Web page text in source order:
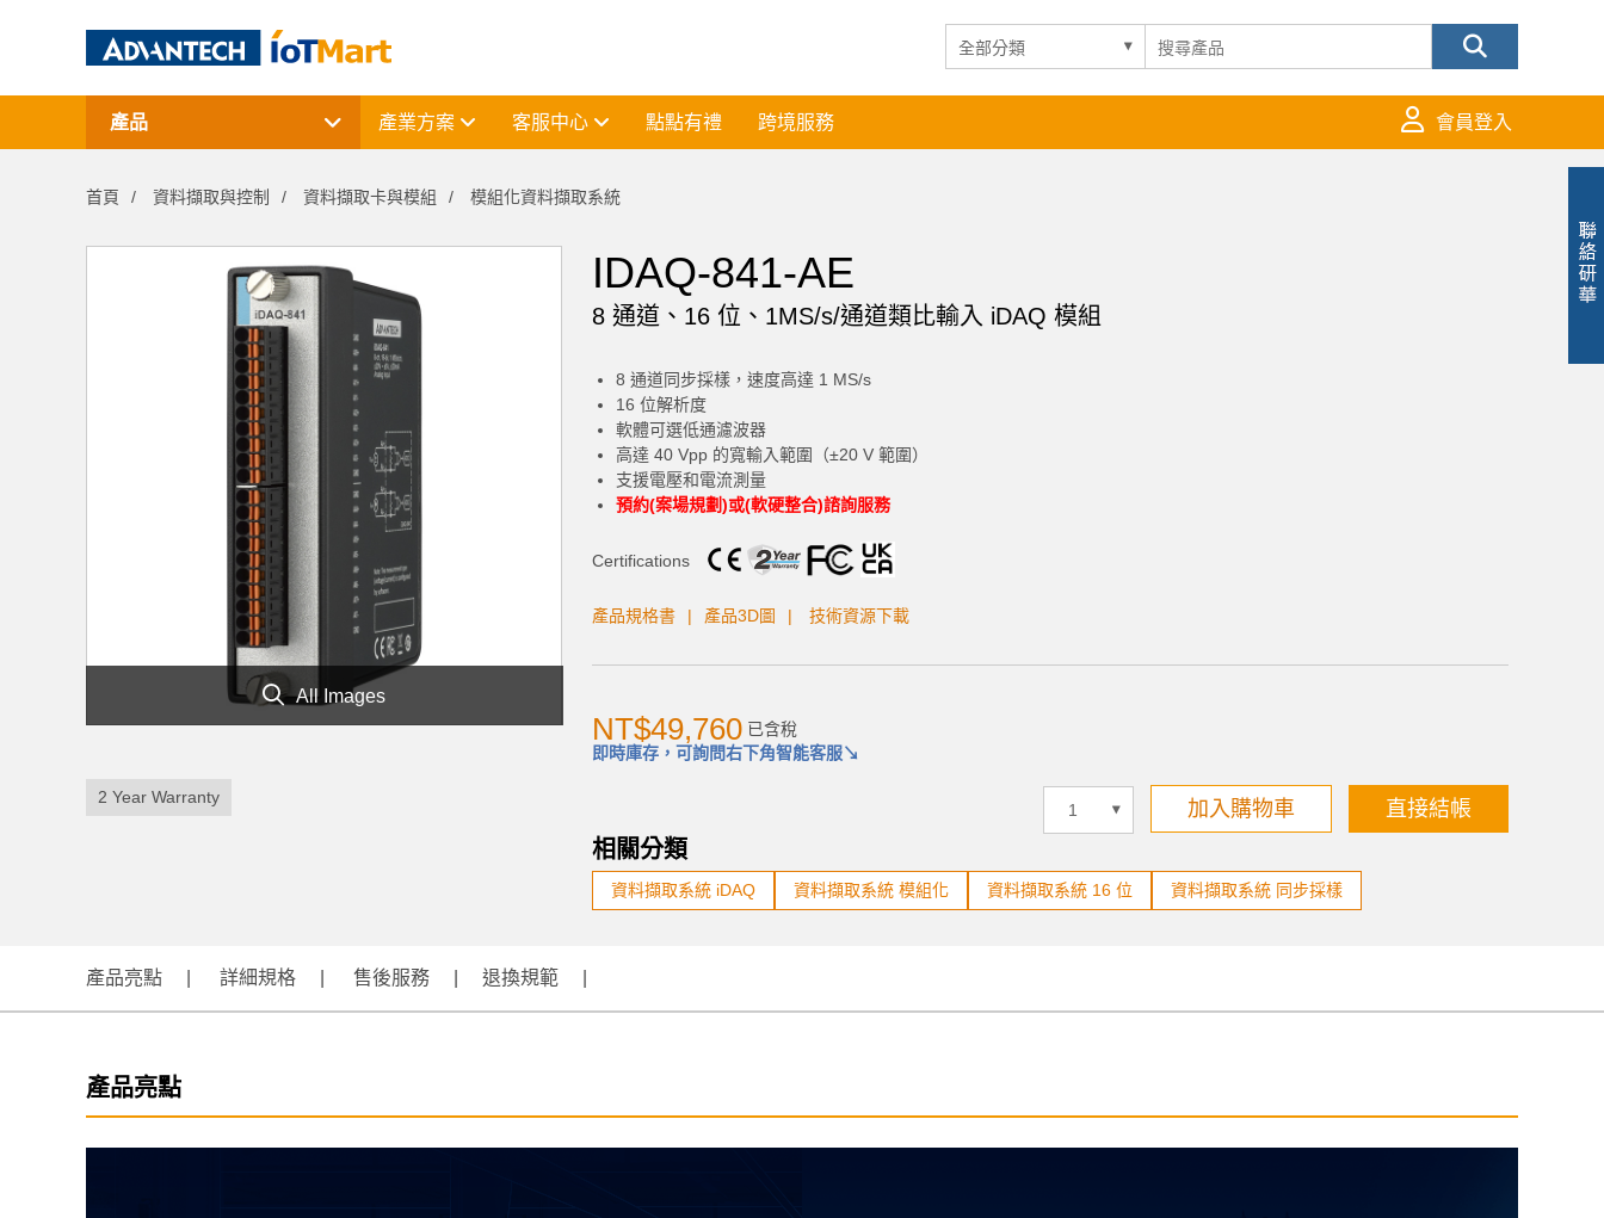
產品 產業方案 客服中心 點點有禮 跨境服務 會員登入
電腦平台
周邊應用組件
授權軟體與研華課程
首頁 資料擷取與控制 資料擷取卡與模組 模組化資料擷取系統
All Images
2 Year Warranty
IDAQ-841-AE
8 通道、16 位、1MS/s/通道類比輸入 iDAQ 模組
8 通道同步採樣，速度高達 1 MS/s
16 位解析度
軟體可選低通濾波器
高達 40 Vpp 的寬輸入範圍（±20 V 範圍）
支援電壓和電流測量
預約(案場規劃)或(軟硬整合)諮詢服務
Certifications
產品規格書 產品3D圖 技術資源下載
NT$49,760 已含稅
即時庫存，可詢問右下角智能客服↘
加入購物車 直接結帳
相關分類
資料擷取系統 iDAQ 資料擷取系統 模組化 資料擷取系統 16 位 資料擷取系統 同步採樣
產品亮點 詳細規格 售後服務 退換規範
產品亮點